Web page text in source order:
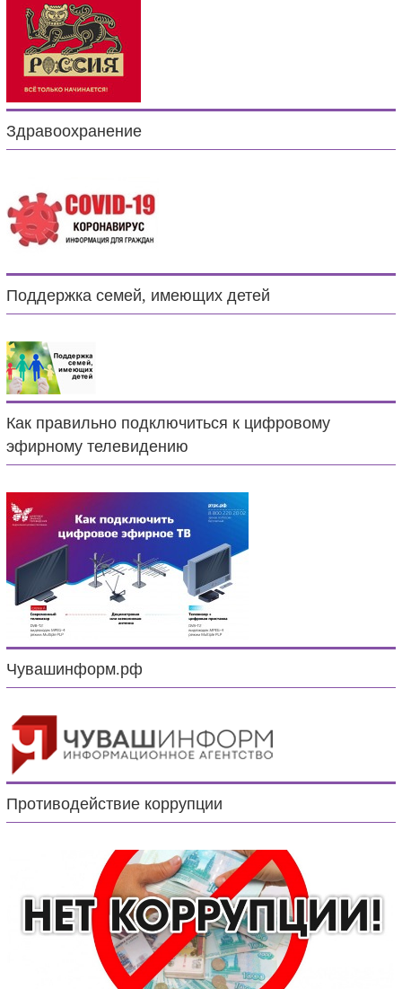
Здравоохранение
Поддержка семей, имеющих детей
Как правильно подключиться к цифровому
эфирному телевидению
Чувашинформ.рф
Противодействие коррупции